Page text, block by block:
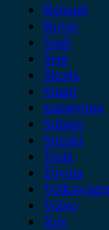
Renault
Rover
Saab
Seat
Skoda
Smart
ssangyong
Subaru
Suzuki
Tesla
Toyota
Volvo
Xev